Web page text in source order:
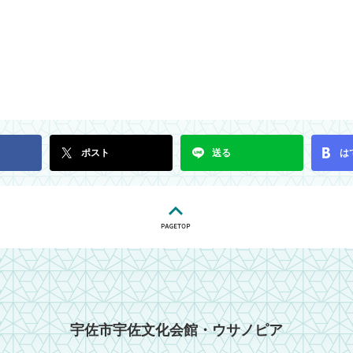
ポスト 送る は
宇佐市宇佐文化会館・ウサノピア